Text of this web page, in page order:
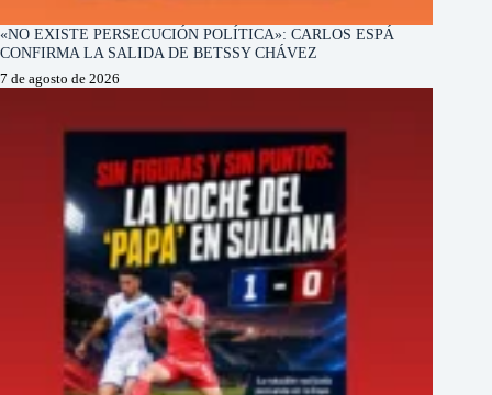
«NO EXISTE PERSECUCIÓN POLÍTICA»: CARLOS ESPÁ
CONFIRMA LA SALIDA DE BETSSY CHÁVEZ
7 de agosto de 2026